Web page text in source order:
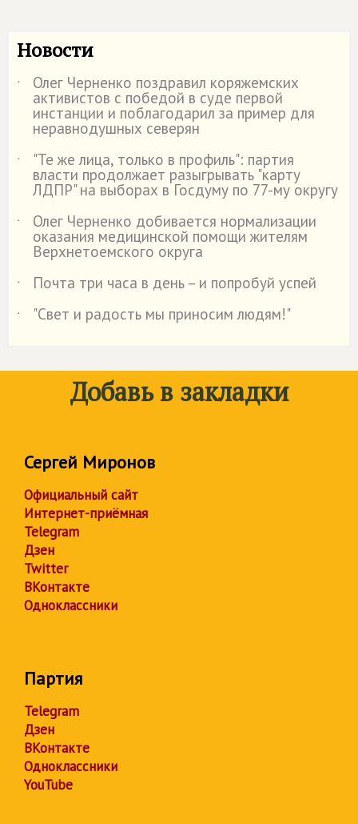
Новости
˙ Олег Черненко поздравил коряжемских
активистов с победой в суде первой
инстанции и поблагодарил за пример для
неравнодушных северян
˙
"Те же лица, только в профиль": партия
власти продолжает разыгрывать "карту
ЛДПР" на выборах в Госдуму по 77-му округу
˙
Олег Черненко добивается нормализации
оказания медицинской помощи жителям
Верхнетоемского округа
˙
Почта три часа в день – и попробуй успей
˙
"Свет и радость мы приносим людям!"
Добавь в закладки
Сергей Миронов
Официальный сайт
Интернет-приёмная
Telegram
Дзен
Twitter
ВКонтакте
Одноклассники
Партия
Telegram
Дзен
ВКонтакте
Одноклассники
YouTube